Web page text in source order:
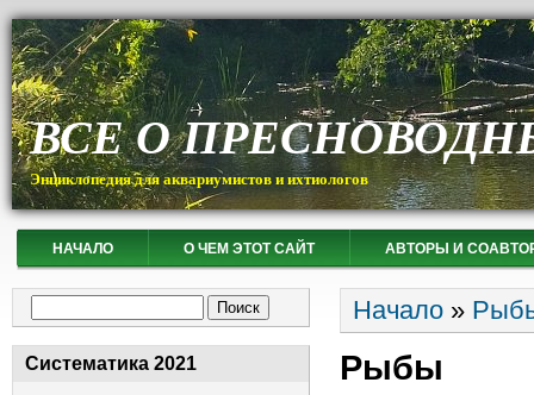
ВСЕ О
Энциклопедия для аквариумистов и ихтиологов
НАЧАЛО О ЧЕМ ЭТОТ САЙТ АВТОРЫ И
Систематика 2021
Вы здесь
Начало »
Рыбы